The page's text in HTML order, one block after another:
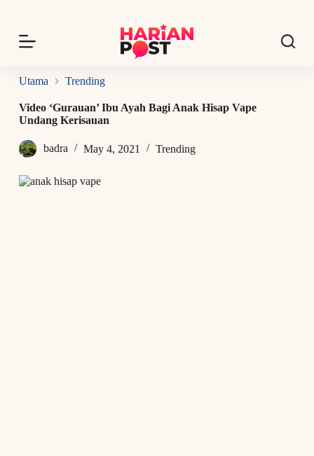
p
o
o
n
n
Utama Trending
Video ‘Gurauan’ Ibu Ayah Bagi Anak Hisap Vape
Undang Kerisauan
badra May 4, 2021 Trending